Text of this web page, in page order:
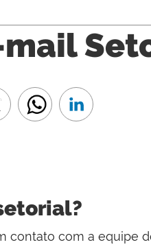
contato com a equipe